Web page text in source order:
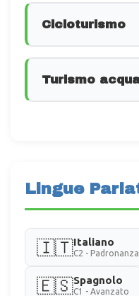
Cicloturismo
Turismo
Lingue
🇮🇹Italiano
C2 - Padronanza
🇪🇸Spagnolo
C1 - Avanzato